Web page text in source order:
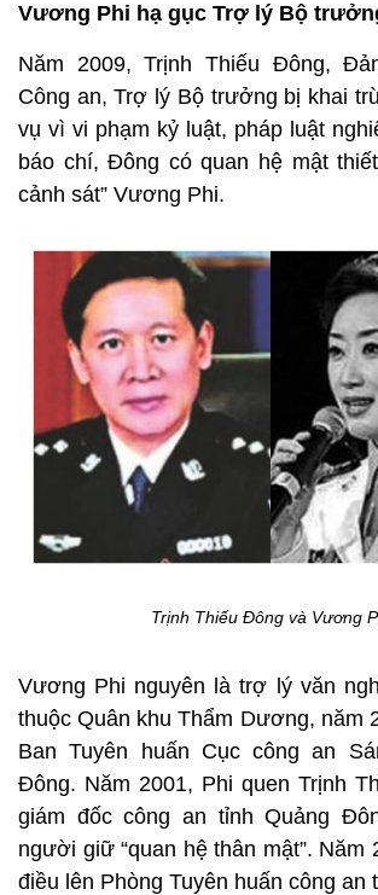
Vương Phi hạ gục Trợ lý Bộ
Năm 2009, Trịnh Thiếu Đông,
Công an, Trợ lý Bộ trưởng bị khai
vụ vì vi phạm kỷ luật, pháp luật
báo chí, Đông có quan hệ mật
cảnh sát” Vương Phi.
Trịnh Thiếu Đông và Vương
Vương Phi nguyên là trợ lý văn
thuộc Quân khu Thẩm Dương, năm
Ban Tuyên huấn Cục công an
Đông. Năm 2001, Phi quen Trịnh
giám đốc công an tỉnh Quảng
người giữ “quan hệ thân mật”. Năm
điều lên Phòng Tuyên huấn công an